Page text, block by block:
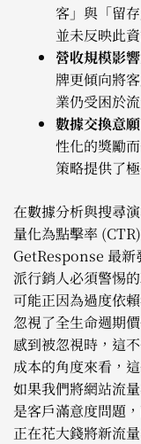
客」與「留
並未反映此
營收規模影
牌更傾向將
業仍受困於
數據交換意
性化的獎勵
策略提供了
在數據分析與搜尋
量化為點擊率
GetResponse 最新
派行銷人必須警惕
可能正因為過度依
忽視了全生命週期
感到被忽視時，這
成本的角度來看，
如果我們將網站流
是客戶滿意度問題
正在花大錢將新流